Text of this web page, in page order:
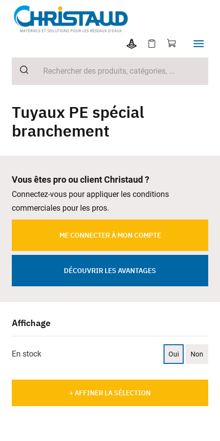
Tuyaux PE spécial
branchement
Vous êtes pro ou client Christaud ?
Connectez-vous pour appliquer les conditions
commerciales pour les pros.
ME CONNECTER À MON COMPTE
DÉCOUVRIR LES AVANTAGES
Affichage
En stock Oui Non
+ AFFINER LA SÉLECTION